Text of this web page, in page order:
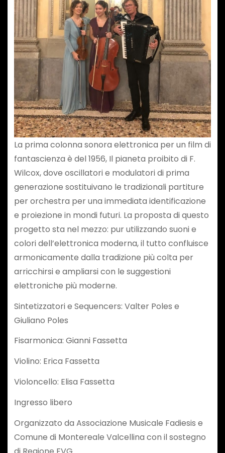
La prima colonna sonora elettronica per un film di
fantascienza è del 1956, Il pianeta proibito di F.
Wilcox, dove oscillatori e modulatori di prima
generazione sostituivano le tradizionali partiture
per orchestra per una immediata identificazione
e proiezione in mondi futuri. La proposta di questo
progetto sta nel mezzo: pur utilizzando suoni e
colori dell’elettronica moderna, il tutto confluisce
armonicamente dalla tradizione più colta per
arricchirsi e ampliarsi con le suggestioni
elettroniche più moderne.
Sintetizzatori e Sequencers: Valter Poles e
Giuliano Poles
Fisarmonica: Gianni Fassetta
Violino: Erica Fassetta
Violoncello: Elisa Fassetta
Ingresso libero
Organizzato da Associazione Musicale Fadiesis e
Comune di Montereale Valcellina con il sostegno